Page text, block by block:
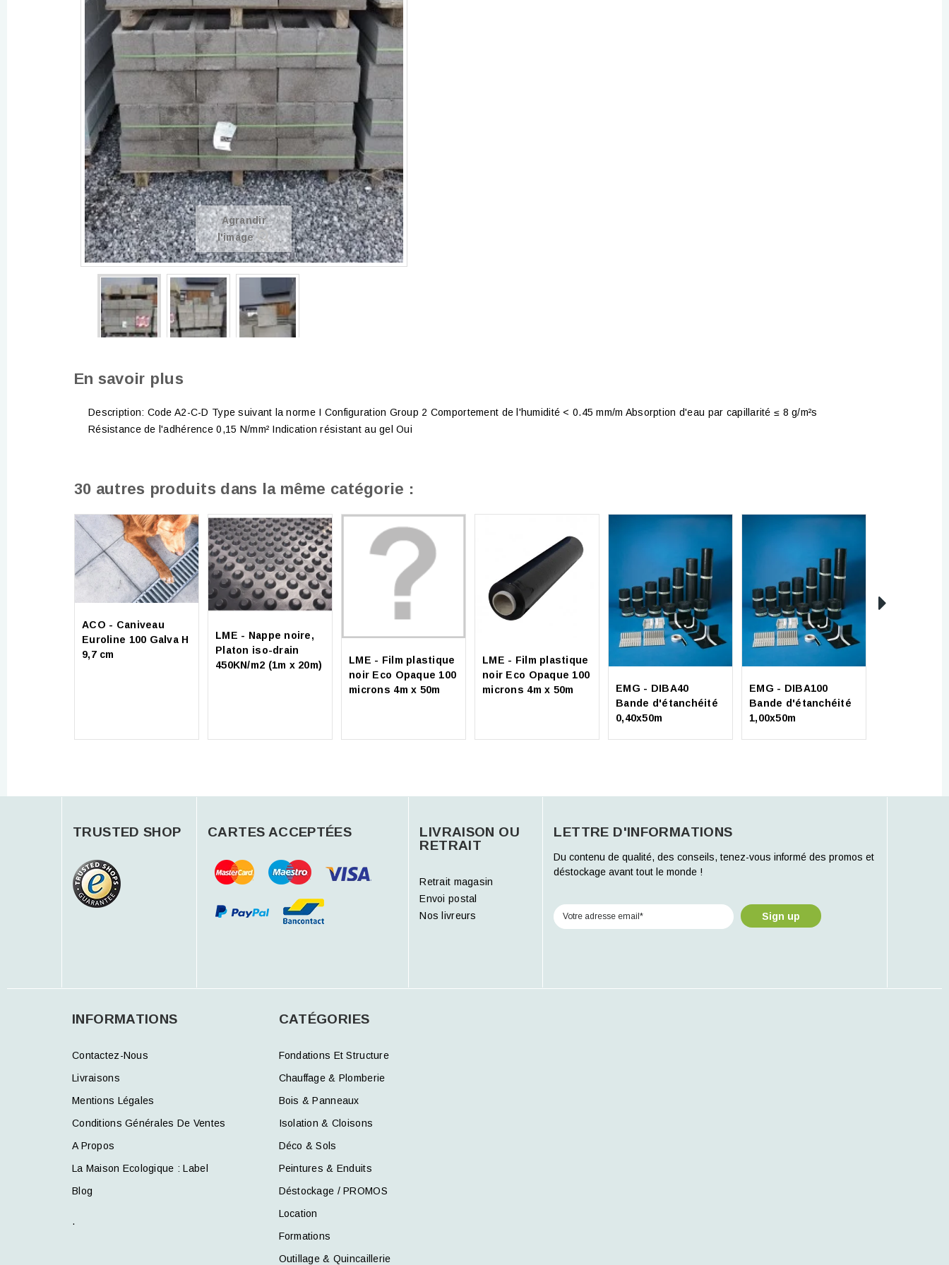
Agrandir
l'image
En savoir plus
Description: Code A2-C-D Type suivant la norme I Configuration Group 2 Comportement de l'humidité < 0.45 mm/m Absorption d'eau par capillarité ≤ 8 g/m²s
Résistance de l'adhérence 0,15 N/mm² Indication résistant au gel Oui
30 autres produits dans la même catégorie :
ACO - Caniveau
Euroline 100 Galva H
9,7 cm
LME - Nappe noire,
Platon iso-drain
450KN/m2 (1m x 20m)
LME - Film plastique
noir Eco Opaque 100
microns 4m x 50m
LME - Film plastique
noir Eco Opaque 100
microns 4m x 50m
EMG - DIBA40
Bande d'étanchéité
0,40x50m
EMG - DIBA100
Bande d'étanchéité
1,00x50m
TRUSTED SHOP CARTES ACCEPTÉES
LIVRAISON OU
RETRAIT
Retrait magasin
Envoi postal
Nos livreurs
LETTRE D'INFORMATIONS
Du contenu de qualité, des conseils, tenez-vous informé des promos et
déstockage avant tout le monde !
Sign up
INFORMATIONS
Contactez-Nous
Livraisons
Mentions Légales
Conditions Générales De Ventes
A Propos
La Maison Ecologique : Label
Blog
.
CATÉGORIES
Fondations Et Structure
Chauffage & Plomberie
Bois & Panneaux
Isolation & Cloisons
Déco & Sols
Peintures & Enduits
Déstockage / PROMOS
Location
Formations
Outillage & Quincaillerie